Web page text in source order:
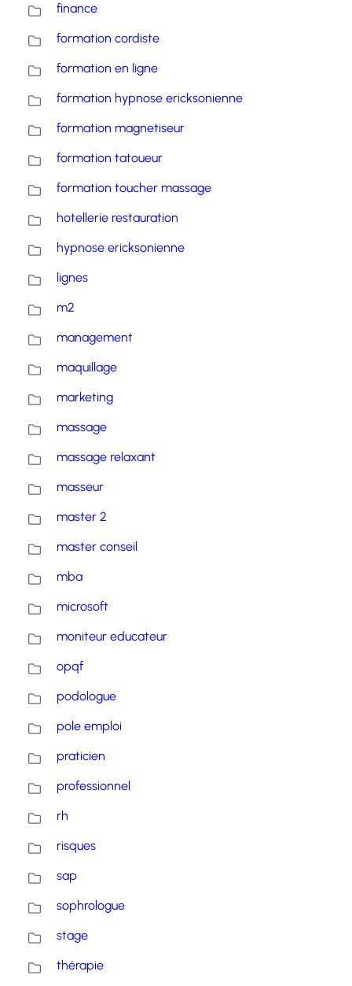
finance
formation cordiste
formation en ligne
formation hypnose ericksonienne
formation magnetiseur
formation tatoueur
formation toucher massage
hotellerie restauration
hypnose ericksonienne
lignes
m2
management
maquillage
marketing
massage
massage relaxant
masseur
master 2
master conseil
mba
microsoft
moniteur educateur
opqf
podologue
pole emploi
praticien
professionnel
rh
risques
sap
sophrologue
stage
thérapie